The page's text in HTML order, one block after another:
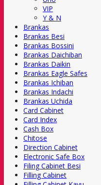
VIP
Y & N
Brankas
Brankas Besi
Brankas Bossini
Brankas Daichiban
Brankas Daikin
Brankas Eagle Safes
Brankas Ichiban
Brankas Indachi
Brankas Uchida
Card Cabinet
Card Index
Cash Box
Chitose
Direction Cabinet
Electronic Safe Box
Filing Cabinet Besi
Filling Cabinet